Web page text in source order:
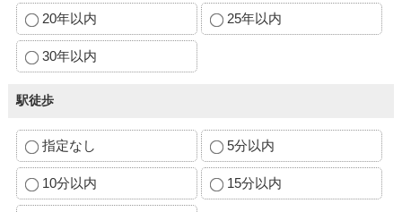
20年以内 25年以内
30年以内
駅徒歩
指定なし 5分以内
10分以内 15分以内